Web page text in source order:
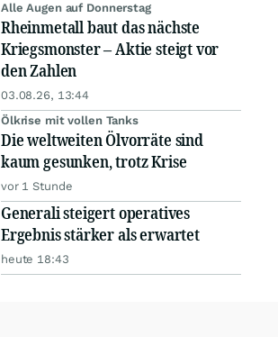
Alle Augen auf Donnerstag
Rheinmetall baut das nächste
Kriegsmonster – Aktie steigt vor
den Zahlen
03.08.26, 13:44
Ölkrise mit vollen Tanks
Die weltweiten Ölvorräte sind
kaum gesunken, trotz Krise
vor 1 Stunde
Generali steigert operatives
Ergebnis stärker als erwartet
heute 18:43